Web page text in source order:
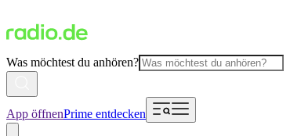
Was möchtest du anhören?
App öffnenPrime entdecken